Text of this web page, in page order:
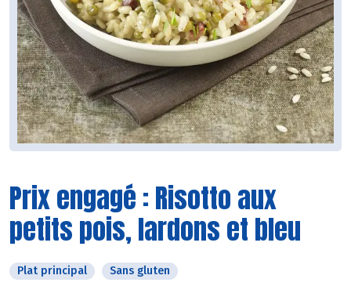
Prix engagé : Risotto aux
petits pois, lardons et bleu
Plat principal Sans gluten